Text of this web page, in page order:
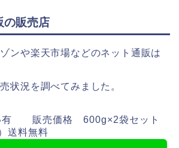
の販売店
ンや楽天市場などのネット通販は
状況を調べてみました。
有 販売価格 600g×2袋セット
送料無料